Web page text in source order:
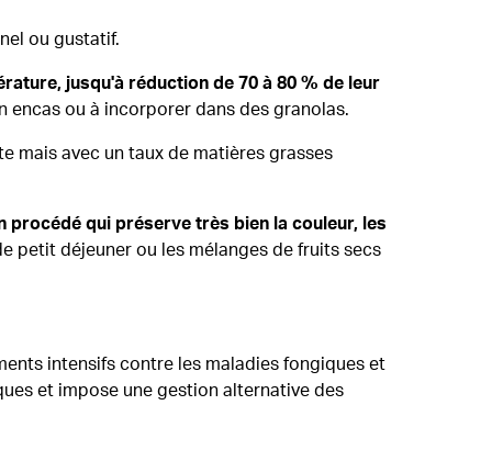
ou gustatif.
jusqu'à réduction de 70 à 80 % de leur
encas ou à incorporer dans des granolas.
mais avec un taux de matières grasses
qui préserve très bien la couleur, les
petit déjeuner ou les mélanges de fruits secs
intensifs contre les maladies fongiques et
et impose une gestion alternative des